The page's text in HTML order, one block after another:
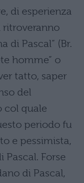
di esperienza
di Pascal” (Br.
homme” o
tatto, saper
del
col quale
periodo fu
e pessimista,
Pascal. Forse
di Pascal,